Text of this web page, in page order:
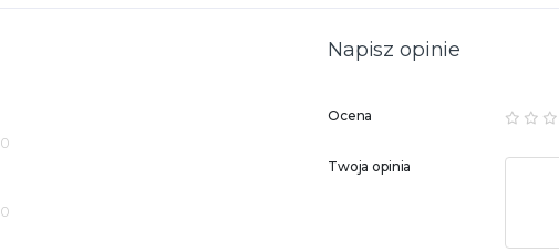
0
0
Napisz opinie
Ocena
Twoja opinia